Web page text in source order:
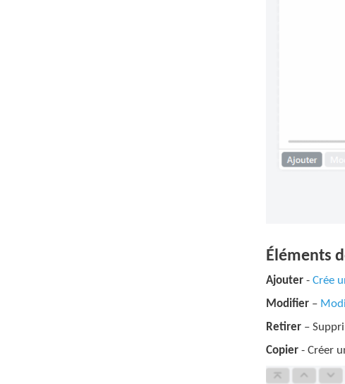
Éléments
Ajouter -Crée
Modifier –
Retirer –
Copier - Créer